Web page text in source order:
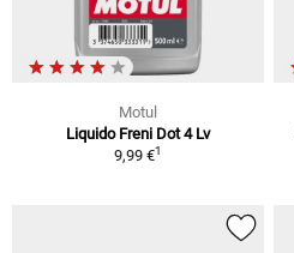
Motul
Liquido Freni Dot 4 Lv
9,99 €1